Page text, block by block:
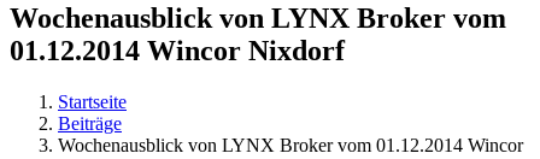
Wochenausblick von LYNX Broker vom
01.12.2014 Wincor Nixdorf
Startseite
Beiträge
Wochenausblick von LYNX Broker vom 01.12.2014 Wincor